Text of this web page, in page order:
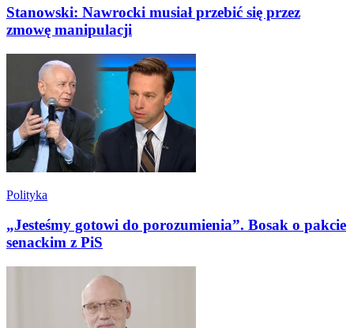
Stanowski: Nawrocki musiał przebić się przez
zmowę manipulacji
Polityka
„Jesteśmy gotowi do porozumienia”. Bosak o pakcie
senackim z PiS